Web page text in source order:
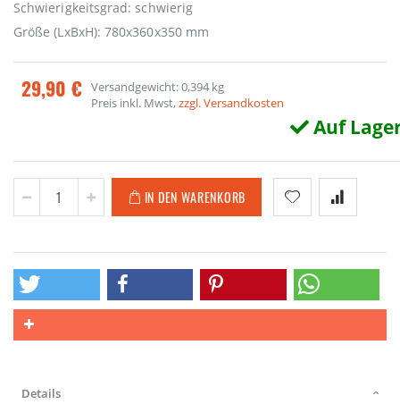
Schwierigkeitsgrad: schwierig
Größe (LxBxH): 780x360x350 mm
29,90 € Versandgewicht: 0,394 kg
Preis inkl. Mwst,zzgl. Versandkosten
Auf
IN DEN WARENKORB
Details